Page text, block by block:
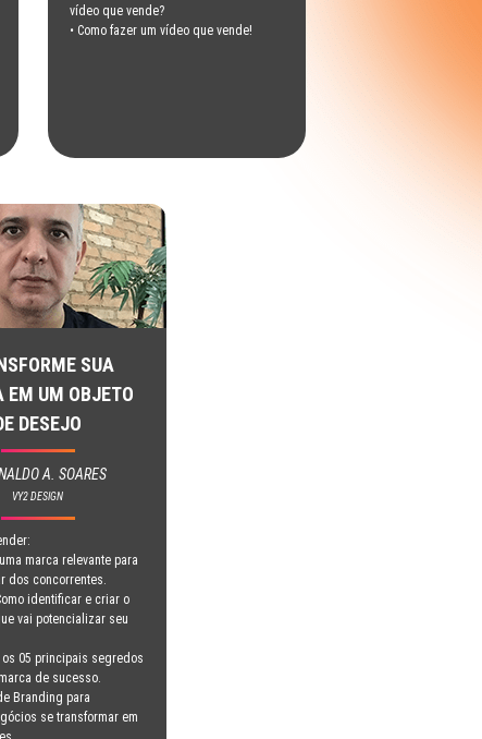
vídeo que vende?
• Como fazer um vídeo que vende!
SUA
EM UM OBJETO
DESEJO
A. SOARES
VY2 DESIGN
marca relevante para
dos concorrentes.
identificar e criar o
vai potencializar seu
os 05 principais segredos
de sucesso.
Branding para
se transformar em